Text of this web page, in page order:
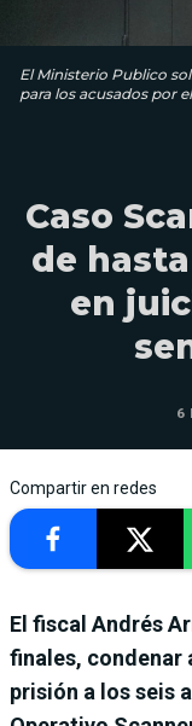
El Ministerio Publico
para los acusados por
Caso
de hasta
en
6
Compartir en redes
El fiscal Andrés
finales, condenar
prisión a los seis